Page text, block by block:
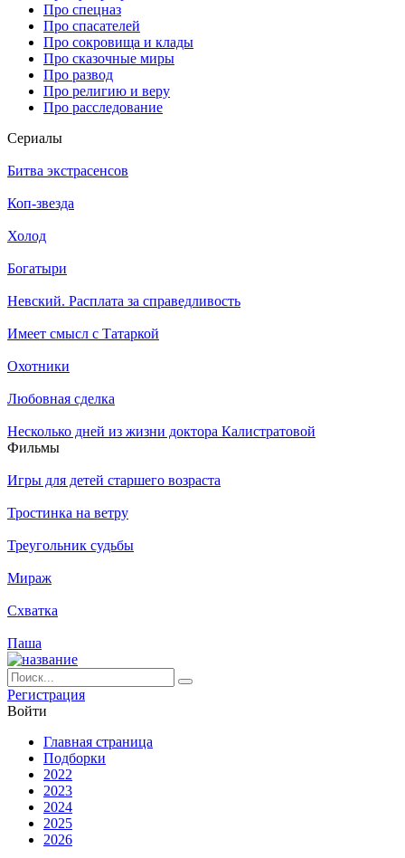
Про спецназ
Про спасателей
Про сокровища и клады
Про сказочные миры
Про развод
Про религию и веру
Про расследование
Се­риа­лы
Битва экстрасенсов
Коп-звезда
Холод
Богатыри
Невский. Расплата за справедливость
Имеет смысл с Татаркой
Охотники
Любовная сделка
Несколько дней из жизни доктора Калистратовой
Филь­мы
Игры для детей старшего возраста
Тростинка на ветру
Треугольник судьбы
Мираж
Схватка
Паша
Ре­ги­ст­ра­ция
Вой­ти
Глав­ная стра­ни­ца
Подборки
2022
2023
2024
2025
2026